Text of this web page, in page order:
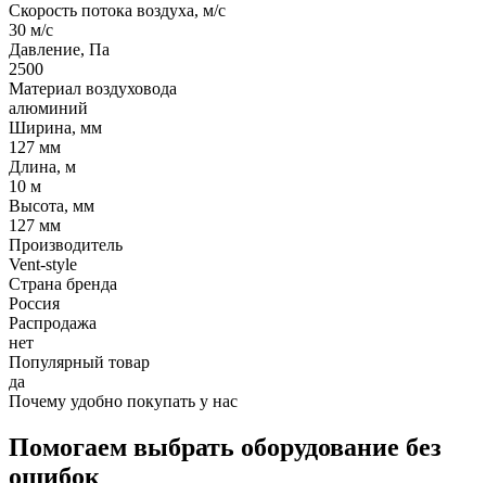
Скорость потока воздуха, м/с
30 м/с
Давление, Па
2500
Материал воздуховода
алюминий
Ширина, мм
127 мм
Длина, м
10 м
Высота, мм
127 мм
Производитель
Vent-style
Страна бренда
Россия
Распродажа
нет
Популярный товар
да
Почему удобно покупать у нас
Помогаем выбрать оборудование без
ошибок